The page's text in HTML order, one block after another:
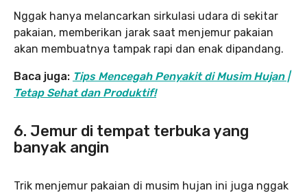
Nggak hanya melancarkan sirkulasi udara di sekitar
pakaian, memberikan jarak saat menjemur pakaian
akan membuatnya tampak rapi dan enak dipandang.
Baca juga: Tips Mencegah Penyakit di Musim Hujan |
Tetap Sehat dan Produktif!
6. Jemur di tempat terbuka yang
banyak angin
Trik menjemur pakaian di musim hujan ini juga nggak